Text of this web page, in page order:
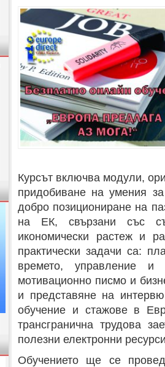
Курсът включва модули,
придобиване на умения
добро позициониране на
на ЕК, свързани със
икономически растеж и
практически задачи са:
времето, управление
мотивационно писмо и
и представяне на
обучение и стажове в
трансгранична трудова
полезни електронни
Обучението ще се